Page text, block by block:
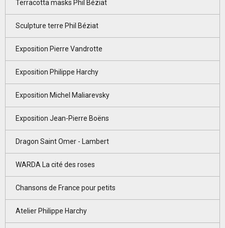
Terracotta masks Phil Béziat
Sculpture terre Phil Béziat
Exposition Pierre Vandrotte
Exposition Philippe Harchy
Exposition Michel Maliarevsky
Exposition Jean-Pierre Boëns
Dragon Saint Omer - Lambert
WARDA La cité des roses
Chansons de France pour petits
Atelier Philippe Harchy